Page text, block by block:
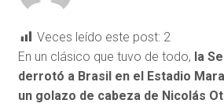
Veces leído este post: 2
En un clásico que tuvo de todo, la
derrotó a Brasil en el Estadio
un golazo de cabeza de Nicolás